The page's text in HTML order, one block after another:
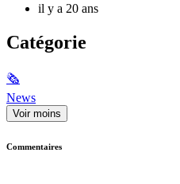
il y a 20 ans
Catégorie
🗞
News
Voir moins
Commentaires